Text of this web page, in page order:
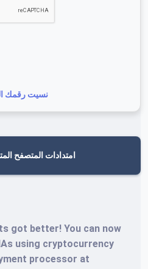
نسيت رقمك
امتدادات المتصفح
got better! You can now
using cryptocurrency
processor at